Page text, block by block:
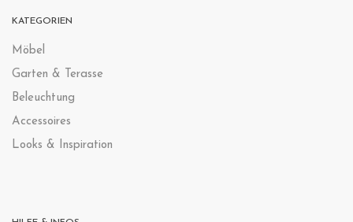
KATEGORIEN
Möbel
Garten & Terasse
Beleuchtung
Accessoires
Looks & Inspiration